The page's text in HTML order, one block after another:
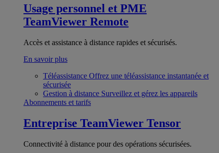
Usage personnel et PME
TeamViewer Remote
Accès et assistance à distance rapides et sécurisés.
En savoir plus
Téléassistance Offrez une téléassistance instantanée et
sécurisée
Gestion à distance Surveillez et gérez les appareils
Abonnements et tarifs
Entreprise TeamViewer Tensor
Connectivité à distance pour des opérations sécurisées.